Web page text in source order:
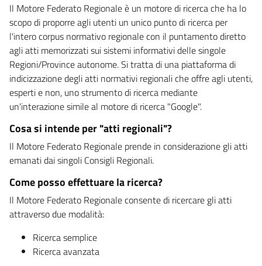
Il Motore Federato Regionale è un motore di ricerca che ha lo
scopo di proporre agli utenti un unico punto di ricerca per
l'intero corpus normativo regionale con il puntamento diretto
agli atti memorizzati sui sistemi informativi delle singole
Regioni/Province autonome. Si tratta di una piattaforma di
indicizzazione degli atti normativi regionali che offre agli utenti,
esperti e non, uno strumento di ricerca mediante
un'interazione simile al motore di ricerca "Google".
Cosa si intende per "atti regionali"?
Il Motore Federato Regionale prende in considerazione gli atti
emanati dai singoli Consigli Regionali.
Come posso effettuare la ricerca?
Il Motore Federato Regionale consente di ricercare gli atti
attraverso due modalità:
Ricerca semplice
Ricerca avanzata